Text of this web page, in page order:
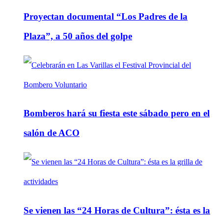
Proyectan documental “Los Padres de la
Plaza”, a 50 años del golpe
Bomberos hará su fiesta este sábado pero en el
salón de ACO
Se vienen las “24 Horas de Cultura”: ésta es la